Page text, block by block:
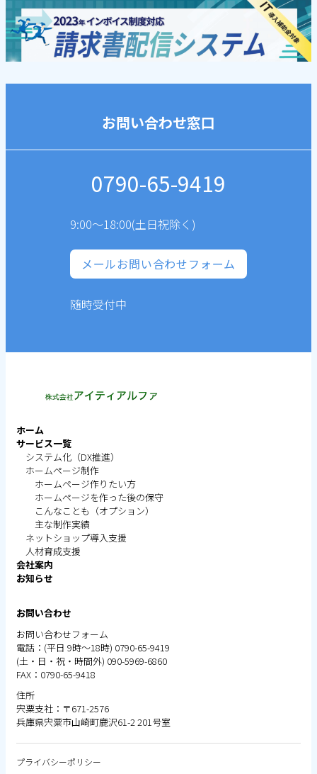
お問い合わせ窓口
0790-65-9419
9:00～18:00(土日祝除く)
メールお問い合わせフォーム
随時受付中
ホーム
サービス一覧
システム化（DX推進）
ホームページ制作
ホームページ作りたい方
ホームページを作った後の保守
こんなことも（オプション）
主な制作実績
ネットショップ導入支援
人材育成支援
会社案内
お知らせ
お問い合わせ
お問い合わせフ ォーム
電話：(平日 9時～18時) 0790-65-9419
(土・日・祝・時間外) 090-5969-6860
FAX：0790-65-9418
住所
宍粟支社：〒671-2576
兵庫県宍粟市山崎町鹿沢61-2 201号室
プライバシーポリシー